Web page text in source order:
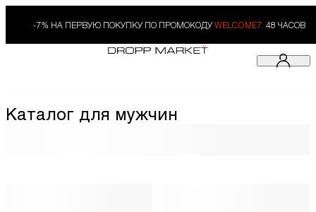
-7% НА ПЕРВУЮ ПОКУПКУ ПО ПРОМОКОДУ WELCOME7. 48 ЧАСОВ
Каталог для мужчин